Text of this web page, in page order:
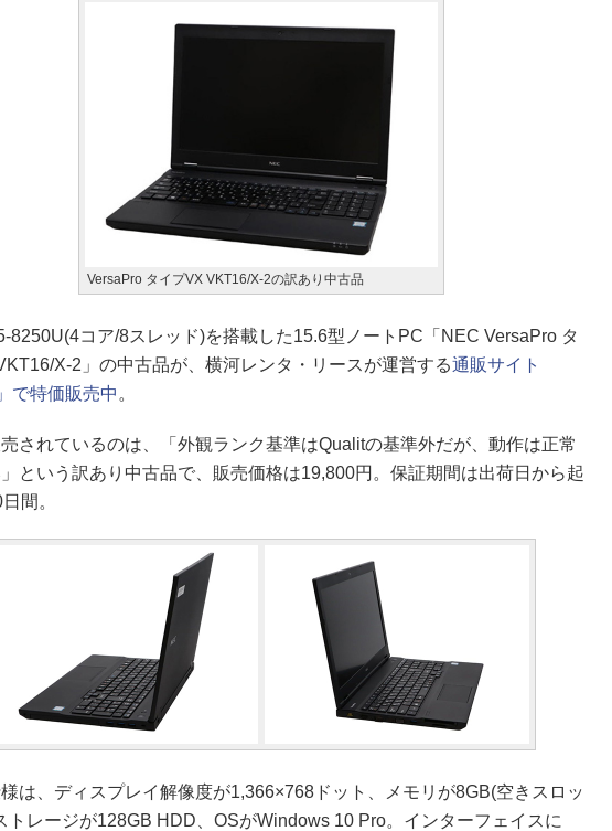
VersaPro タイプVX VKT16/X-2の訳あり中古品
コア/8スレッド)を搭載した15.6型ノートPC「NEC VersaPro タ
X-2」の中古品が、横河レンタ・リースが運営する通販サイト
で特価販売中 。
されているのは、「外観ランク基準はQualitの基準外だが、動作は正常
という訳あり中古品で、販売価格は19,800円。保証期間は出荷日から起
間。
は、ディスプレイ解像度が1,366×768ドット、メモリが8GB(空きスロッ
トレージが128GB HDD、OSがWindows 10 Pro。インターフェイスに